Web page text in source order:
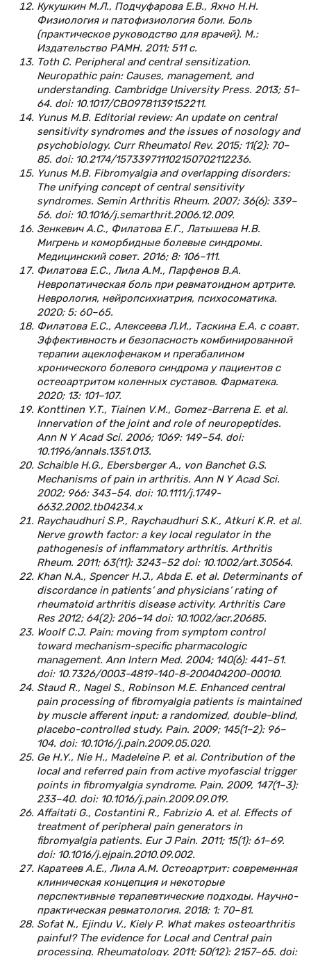
Кукушкин М.Л., Подчуфарова Е.В., Яхно Н.Н.
Физиология и патофизиология боли. Боль
(практическое руководство для врачей). М.:
Издательство РАМН. 2011; 511 с.
Toth C. Peripheral and central sensitization.
Neuropathic pain: Causes, management, and
understanding. Cambridge University Press. 2013; 51–
64. doi: 10.1017/CBO9781139152211.
Yunus M.B. Editorial review: An update on central
sensitivity syndromes and the issues of nosology and
psychobiology. Curr Rheumatol Rev. 2015; 11(2): 70–
85. doi: 10.2174/157339711102150702112236.
Yunus M.B. Fibromyalgia and overlapping disorders:
The unifying concept of central sensitivity
syndromes. Semin Arthritis Rheum. 2007; 36(6): 339–
56. doi: 10.1016/j.semarthrit.2006.12.009.
Зенкевич А.С., Филатова Е.Г., Латышева Н.В.
Мигрень и коморбидные болевые синдромы.
Медицинский совет. 2016; 8: 106–111.
Филатова Е.С., Лила А.М., Парфенов В.А.
Невропатическая боль при ревматоидном артрите.
Неврология, нейропсихиатрия, психосоматика.
2020; 5: 60–65.
Филатова Е.С., Алексеева Л.И., Таскина Е.А. с соавт.
Эффективность и безопасность комбинированной
терапии ацеклофенаком и прегабалином
хронического болевого синдрома у пациентов с
остеоартритом коленных суставов. Фарматека.
2020; 13: 101–107.
Konttinen Y.T., Tiainen V.M., Gomez-Barrena E. et al.
Innervation of the joint and role of neuropeptides.
Ann N Y Acad Sci. 2006; 1069: 149–54. doi:
10.1196/annals.1351.013.
Schaible H.G., Ebersberger A., von Banchet G.S.
Mechanisms of pain in arthritis. Ann N Y Acad Sci.
2002; 966: 343–54. doi: 10.1111/j.1749-
6632.2002.tb04234.x
Raychaudhuri S.P., Raychaudhuri S.K., Atkuri K.R. et al.
Nerve growth factor: a key local regulator in the
pathogenesis of inflammatory arthritis. Arthritis
Rheum. 2011; 63(11): 3243–52 doi: 10.1002/art.30564.
Khan N.A., Spencer H.J., Abda E. et al. Determinants of
discordance in patients’ and physicians’ rating of
rheumatoid arthritis disease activity. Arthritis Care
Res 2012; 64(2): 206–14 doi: 10.1002/acr.20685.
Woolf C.J. Pain: moving from symptom control
toward mechanism-specific pharmacologic
management. Ann Intern Med. 2004; 140(6): 441–51.
doi: 10.7326/0003-4819-140-8-200404200-00010.
Staud R., Nagel S., Robinson M.E. Enhanced central
pain processing of fibromyalgia patients is maintained
by muscle afferent input: a randomized, double-blind,
placebo-controlled study. Pain. 2009; 145(1–2): 96–
104. doi: 10.1016/j.pain.2009.05.020.
Ge H.Y., Nie H., Madeleine P. et al. Contribution of the
local and referred pain from active myofascial trigger
points in fibromyalgia syndrome. Pain. 2009, 147(1–3):
233–40. doi: 10.1016/j.pain.2009.09.019.
Affaitati G., Costantini R., Fabrizio A. et al. Effects of
treatment of peripheral pain generators in
fibromyalgia patients. Eur J Pain. 2011; 15(1): 61–69.
doi: 10.1016/j.ejpain.2010.09.002.
Каратеев А.Е., Лила А.М. Остеоартрит: современная
клиническая концепция и некоторые
перспективные терапевтические подходы. Научно-
практическая ревматология. 2018; 1: 70–81.
Sofat N., Ejindu V., Kiely P. What makes osteoarthritis
painful? The evidence for Local and Central pain
processing. Rheumatology. 2011; 50(12): 2157–65. doi: